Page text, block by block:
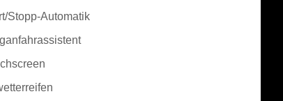
Stopp-Automatik